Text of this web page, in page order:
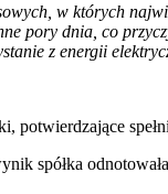
w których
pory dnia, co
z energii
potwierdzające
spółka